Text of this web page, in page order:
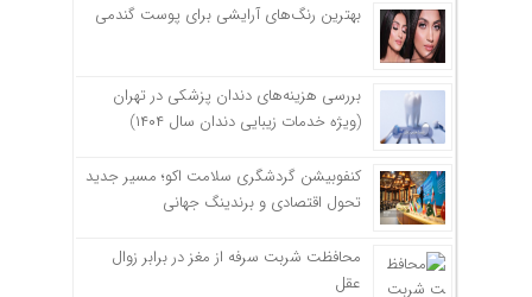
بهترین رنگ‌های آرایشی برای پوست گندمی
بررسی هزینه‌های دندان پزشکی در تهران
(ویژه خدمات زیبایی دندان سال ۱۴۰۴)
کنفوبیشن گردشگری سلامت اکو؛ مسیر جدید
تحول اقتصادی و برندینگ جهانی
محافظت شربت سرفه از مغز در برابر زوال
عقل